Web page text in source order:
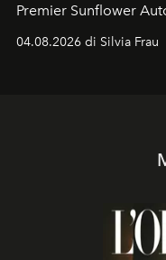
Premier Sunflower
04.08.2026 di Silvia Frau